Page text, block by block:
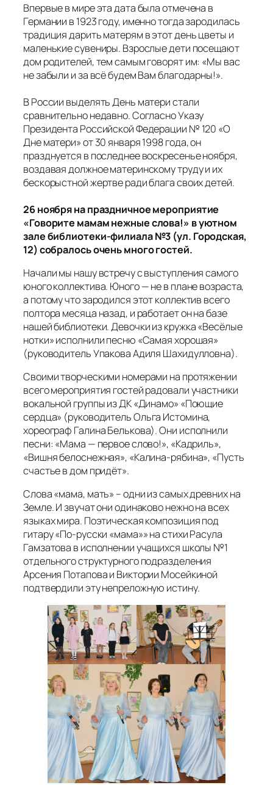
Впервые в мире эта дата была отмечена в
Германии в 1923 году, именно тогда зародилась
традиция дарить матерям в этот день цветы и
маленькие сувениры. Взрослые дети посещают
дом родителей, тем самым говорят им: «Мы вас
не забыли и за всё будем Вам благодарны!».
В России выделять День матери стали
сравнительно недавно. Согласно Указу
Президента Российской Федерации № 120 «О
Дне матери» от 30 января 1998 года, он
празднуется в последнее воскресенье ноября,
воздавая должное материнскому труду и их
бескорыстной жертве ради блага своих детей.
26 ноября на праздничное мероприятие
«Говорите мамам нежные слова!» в уютном
зале библиотеки-филиала №3 (ул. Городская,
12) собралось очень много гостей.
Начали мы нашу встречу с выступления самого
юного коллектива. Юного — не в плане возраста,
а потому что зародился этот коллектив всего
полтора месяца назад, и работает он на базе
нашей библиотеки. Девочки из кружка «Весёлые
нотки» исполнили песню «Самая хорошая»
(руководитель Упакова Адиля Шахидулловна).
Своими творческими номерами на протяжении
всего мероприятия гостей радовали участники
вокальной группы из ДК «Динамо» «Поющие
сердца» (руководитель Ольга Истомина,
хореограф Галина Белькова).Они исполнили
песни: «Мама — первое слово!», «Кадриль»,
«Вишня белоснежная», «Калина-рябина», «Пусть
счастье в дом придёт».
Слова «мама, мать» – одни из самых древних на
Земле. И звучат они одинаково нежно на всех
языках мира. Поэтическая композиция под
гитару «По-русски «мама»» на стихи Расула
Гамзатова в исполнении учащихся школы №1
отдельного структурного подразделения
Арсения Потапова и Виктории Мосейкиной
подтвердили эту непреложную истину.